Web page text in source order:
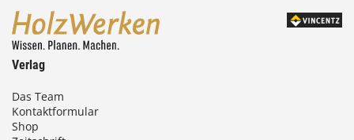
Verlag
Das Team
Kontaktformular
Shop